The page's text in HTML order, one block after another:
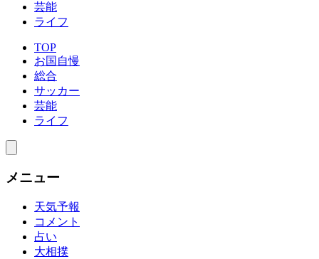
芸能
ライフ
TOP
お国自慢
総合
サッカー
芸能
ライフ
メニュー
天気予報
コメント
占い
大相撲